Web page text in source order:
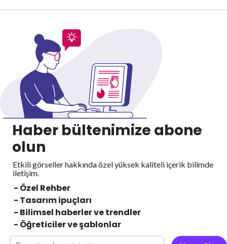
Haber bültenimize abone
olun
Etkili görseller hakkında özel yüksek kaliteli içerik bilimde
iletişim.
- Özel Rehber
- Tasarım ipuçları
- Bilimsel haberler ve trendler
- Öğreticiler ve şablonlar